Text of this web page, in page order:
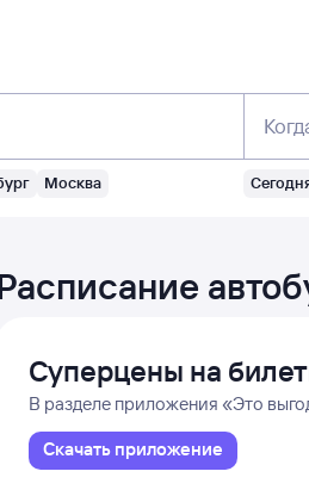
Москва
Суперцены на
В разделе приложения «Это
Скачать приложение